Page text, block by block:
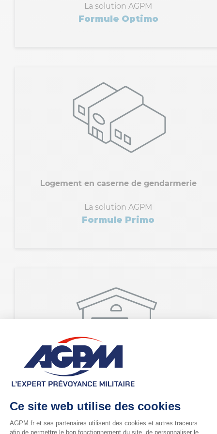
La solution AGPM
Formule Optimo
Logement en caserne de gendarmerie
La solution AGPM
Formule Primo
Logement dans le parc civil
La solution AGPM
Formule Starteo / Optimo